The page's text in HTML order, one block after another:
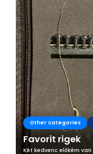
Other categories
Favorit rigek
Két kedvenc előkém